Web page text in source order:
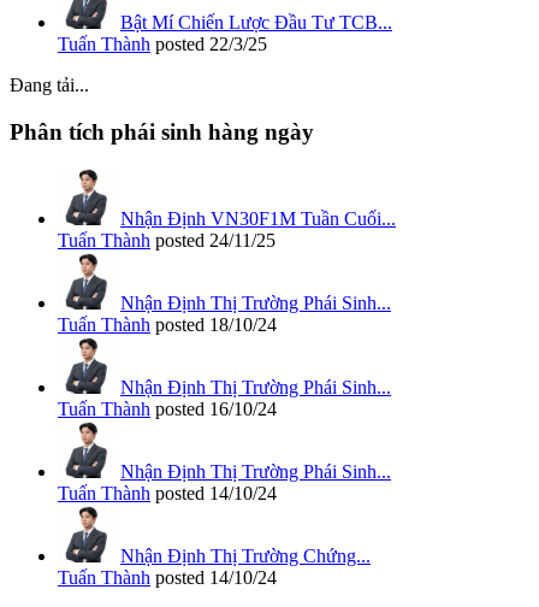
Bật Mí Chiến Lược Đầu Tư TCB...
Tuấn Thành posted 22/3/25
Đang tải...
Phân tích phái sinh hàng ngày
Nhận Định VN30F1M Tuần Cuối...
Tuấn Thành posted 24/11/25
Nhận Định Thị Trường Phái Sinh...
Tuấn Thành posted 18/10/24
Nhận Định Thị Trường Phái Sinh...
Tuấn Thành posted 16/10/24
Nhận Định Thị Trường Phái Sinh...
Tuấn Thành posted 14/10/24
Nhận Định Thị Trường Chứng...
Tuấn Thành posted 14/10/24